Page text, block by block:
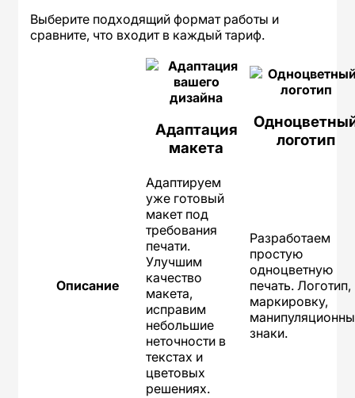
Выберите подходящий формат работы и
сравните, что входит в каждый тариф.
Адаптация
макета
логотип
Описание
Адаптируем
уже готовый
макет под
требования
печати.
Улучшим
качество
макета,
исправим
небольшие
неточности в
текстах и
цветовых
решениях.
Разработаем
простую
одноцветную
печать. Логотип,
маркировку,
знаки.